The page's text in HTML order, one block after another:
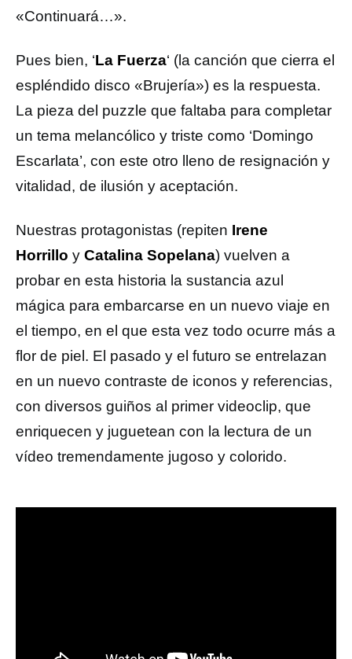
«Continuará…».
Pues bien, ‘La Fuerza‘ (la canción que cierra el
espléndido disco «Brujería») es la respuesta.
La pieza del puzzle que faltaba para completar
un tema melancólico y triste como ‘Domingo
Escarlata’, con este otro lleno de resignación y
vitalidad, de ilusión y aceptación.
Nuestras protagonistas (repiten Irene
Horrillo y Catalina Sopelana) vuelven a
probar en esta historia la sustancia azul
mágica para embarcarse en un nuevo viaje en
el tiempo, en el que esta vez todo ocurre más a
flor de piel. El pasado y el futuro se entrelazan
en un nuevo contraste de iconos y referencias,
con diversos guiños al primer videoclip, que
enriquecen y juguetean con la lectura de un
vídeo tremendamente jugoso y colorido.